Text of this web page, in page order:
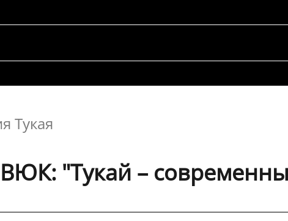
Тукая
"Тукай –